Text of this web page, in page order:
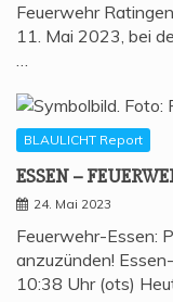
Feuerwehr
11. Mai 2023, bei
…
BLAULICHT Report
ESSEN –
24. Mai 2023
Feuerwehr-Essen:
anzuzünden!
10:38 Uhr (ots)